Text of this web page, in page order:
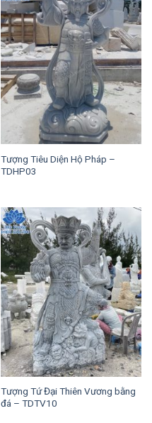
Tượng Tiêu Diện Hộ Pháp –
TDHP03
Tượng Tứ Đại Thiên Vương bằng
đá – TDTV10